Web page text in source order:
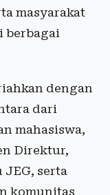
masyarakat
berbagai
dengan
dari
mahasiswa,
Direktur,
serta
komunitas